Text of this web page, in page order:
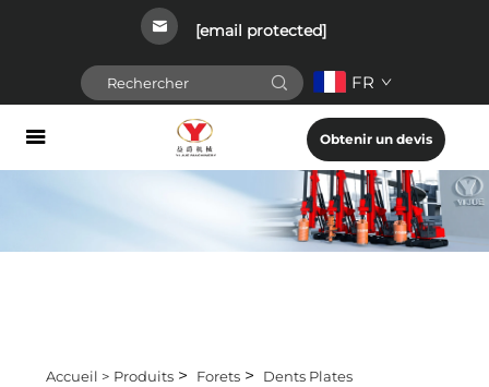
[email protected]
FR
Obtenir un devis
Accueil > Produits> Forets> Dents Plates